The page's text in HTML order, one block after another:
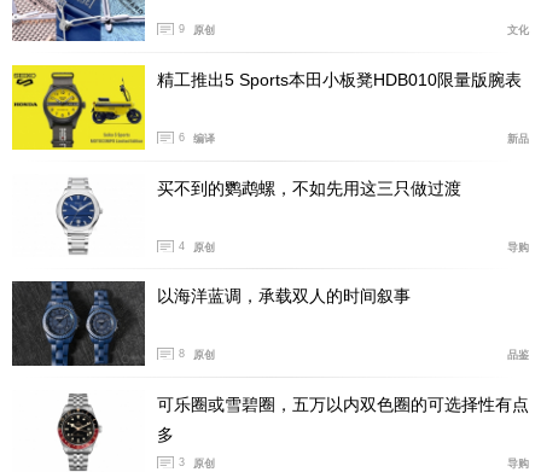
9 原创 文化
精工推出5 Sports本田小板凳HDB010限量版腕表
6 编译 新品
买不到的鹦鹉螺，不如先用这三只做过渡
4 原创 导购
以海洋蓝调，承载双人的时间叙事
8 原创 品鉴
可乐圈或雪碧圈，五万以内双色圈的可选择性有点
多
3 原创 导购